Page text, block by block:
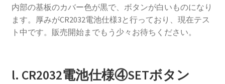
内部の基板のカバー色が黒で、ボタンが白いものになり
ます。厚みがCR2032電池仕様3と行っており、現在テス
ト中です。販売開始までもう少々お待ちください。
l. CR2032電池仕様④SETボタン